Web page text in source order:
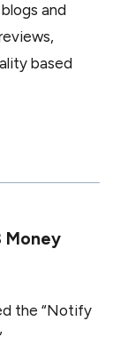
and
based
Money
the “Notify